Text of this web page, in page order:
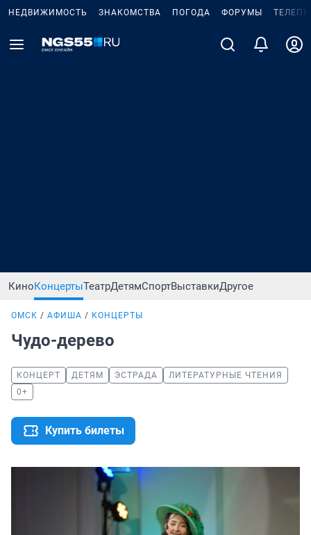
НЕДВИЖИМОСТЬ ЗНАКОМСТВА ПОГОДА ФОРУМЫ
КиноКонцертыТеатрДетямСпортВыставкиДругое
ОМСК АФИША КОНЦЕРТЫ
Чудо-дерево
КОНЦЕРТ ДЕТЯМ ЭСТРАДА
ЛИТЕРАТУРНЫЕ ЧТЕНИЯ
0+
Купить билеты